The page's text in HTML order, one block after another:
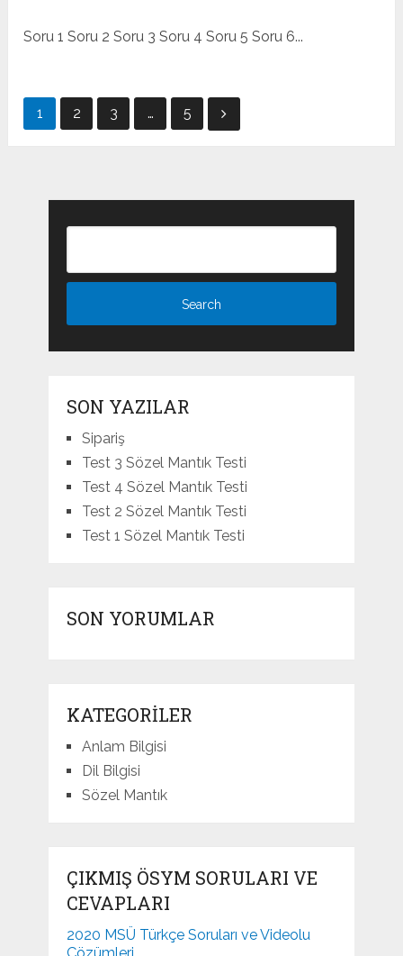
Soru 1 Soru 2 Soru 3 Soru 4 Soru 5 Soru 6...
Yazı
1 2 3 … 5
SON YAZILAR
Sipariş
Test 3 Sözel Mantık Testi
Test 4 Sözel Mantık Testi
Test 2 Sözel Mantık Testi
Test 1 Sözel Mantık Testi
SON YORUMLAR
KATEGORILER
Anlam Bilgisi
Dil Bilgisi
Sözel Mantık
ÇIKMIŞ ÖSYM SORULARI VE
CEVAPLARI
2020 MSÜ Türkçe Soruları ve Videolu